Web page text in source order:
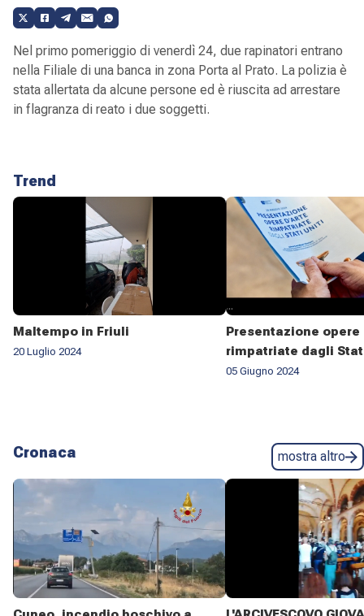
Nel primo pomeriggio di venerdì 24, due rapinatori entrano
nella Filiale di una banca in zona Porta al Prato. La polizia è
stata allertata da alcune persone ed è riuscita ad arrestare
in flagranza di reato i due soggetti.
Trend
Maltempo in Friuli
20 Luglio 2024
Presentazione opere
rimpatriate dagli
05 Giugno 2024
Cronaca mostra altro